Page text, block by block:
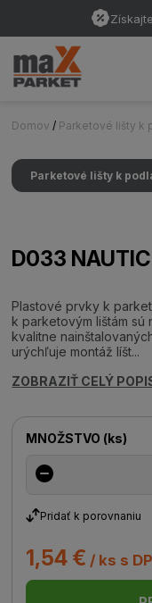
Získajte
Domov / Parketové lišty k
Parketové lišty k
D033
Plastové prvky k
k parketovým lištám sú
kvalitne
urýchľuje montáž líšt...
ZOBRAZIŤ CELÝ
MNOŽSTVO (ks)
Pridať k porovnaniu
1,54 € / ks s